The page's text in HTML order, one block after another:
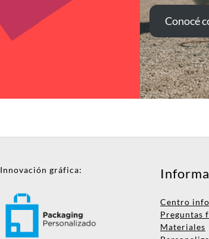
Conocé
Innovación gráfica:
Centro
Preguntas
Materiales